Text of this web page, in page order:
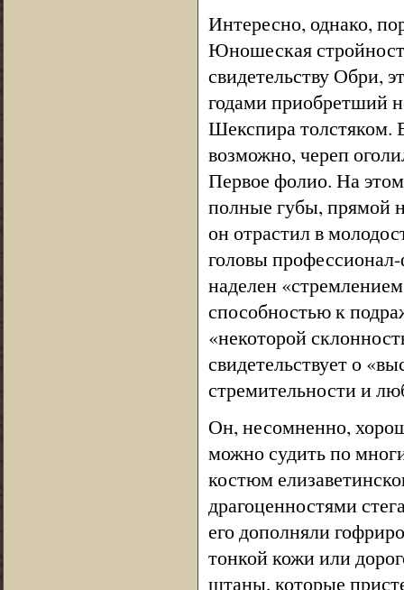
Интересно, однако,
Юношеская
свидетельству Обри,
годами приобретший
Шекспира толстяком.
возможно, череп
Первое фолио. На
полные губы, прямой
он отрастил в
головы
наделен
способностью к
«некоторой
свидетельствует о
стремительности и
Он, несомненно,
можно судить по
костюм
драгоценностями
его дополняли
тонкой кожи или
штаны, которые